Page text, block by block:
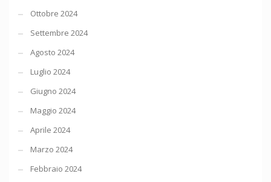
Ottobre 2024
Settembre 2024
Agosto 2024
Luglio 2024
Giugno 2024
Maggio 2024
Aprile 2024
Marzo 2024
Febbraio 2024